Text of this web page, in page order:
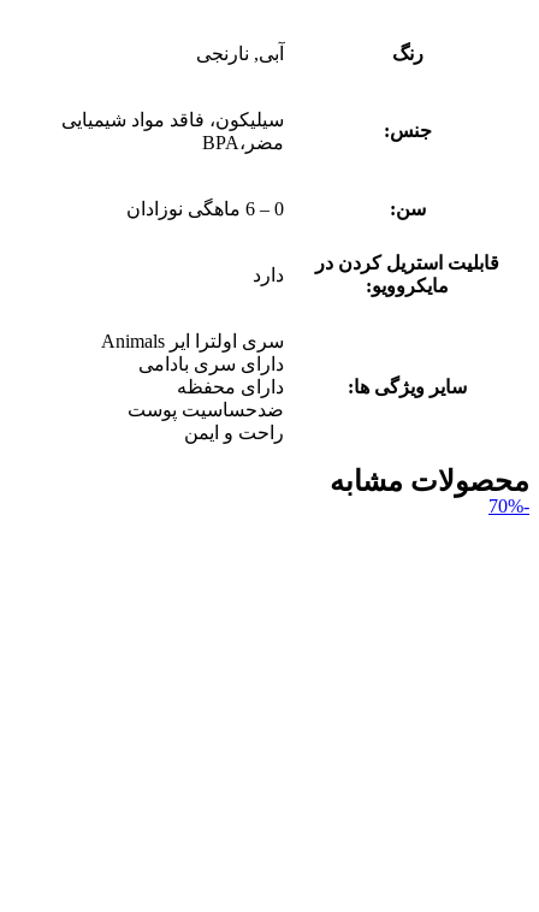
رنگ آبی, نارنجی
جنس:
سیلیکون، فاقد مواد شیمیایی
مضر،BPA
سن: 0 – 6 ماهگی نوزادان
قابلیت استریل کردن در
مایکروویو:
دارد
سایر ویژگی ها:
سری اولترا ایر Animals
دارای سری بادامی
دارای محفظه
ضدحساسیت پوست
راحت و ایمن
محصولات مشابه
-70%